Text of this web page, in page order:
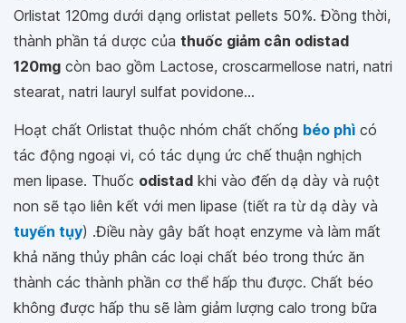
Orlistat 120mg dưới dạng orlistat pellets 50%. Đồng thời,
thành phần tá dược của thuốc giảm cân odistad
120mg còn bao gồm Lactose, croscarmellose natri, natri
stearat, natri lauryl sulfat povidone...
Hoạt chất Orlistat thuộc nhóm chất chống béo phì có
tác động ngoại vi, có tác dụng ức chế thuận nghịch
men lipase. Thuốc odistad khi vào đến dạ dày và ruột
non sẽ tạo liên kết với men lipase (tiết ra từ dạ dày và
tuyến tụy) .Điều này gây bất hoạt enzyme và làm mất
khả năng thủy phân các loại chất béo trong thức ăn
thành các thành phần cơ thể hấp thu được. Chất béo
không được hấp thu sẽ làm giảm lượng calo trong bữa